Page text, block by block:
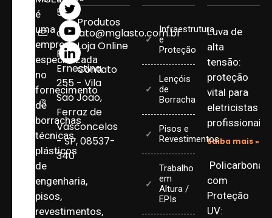
é
uma
empresa
especializada
no
fornecimento
de
borrachas
técnicas,
plásticos
de
engenharia,
pisos,
revestimentos,
5090
contato@mglasto.com.br
Rua
Ernestina,
255 - Vila
Sao Joao,
Ferraz de
Vasconcelos
- SP, 08537-
340
Produtos
Loja Online
Contato
Infraestrutura
e
Proteção
Lençóis
de
Borracha
Pisos e
Revestimentos
Trabalho
em
Altura /
EPIs
Luva de
alta
tensão:
proteção
vital para
eletricistas
profissionais
Saiba mais »
com
Proteção
UV: